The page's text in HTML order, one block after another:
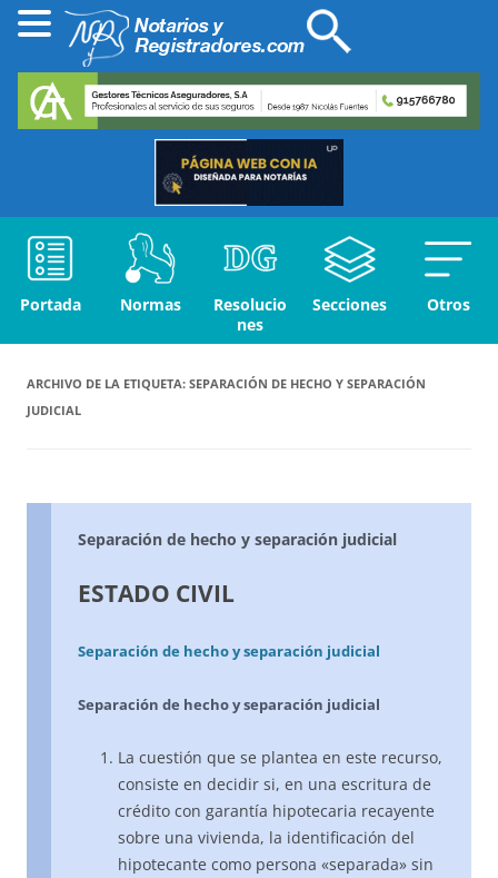
Portada Normas
Resolucio
nes
Secciones Otros
ARCHIVO DE LA ETIQUETA: SEPARACIÓN DE HECHO Y SEPARACIÓN
JUDICIAL
Separación de hecho y separación judicial
ESTADO CIVIL
Separación de hecho y separación judicial
Separación de hecho y separación judicial
La cuestión que se plantea en este recurso,
consiste en decidir si, en una escritura de
crédito con garantía hipotecaria recayente
sobre una vivienda, la identificación del
hipotecante como persona «separada» sin